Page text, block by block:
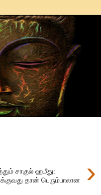
›
சாகுல் ஹமீது:
தான் பெரும்பாலான